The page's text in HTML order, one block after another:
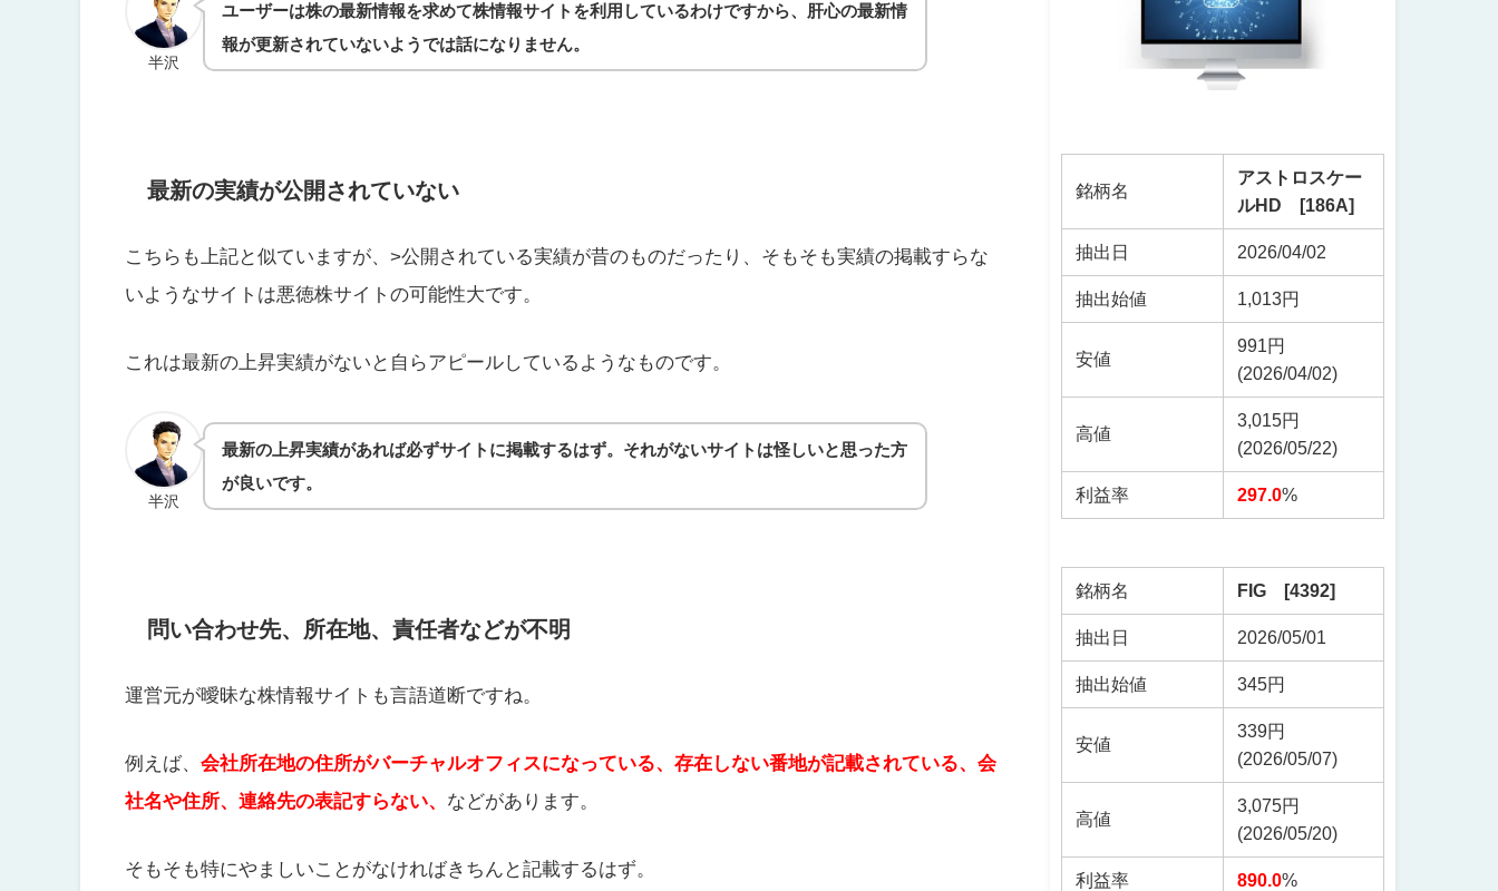
半沢
ユーザーは株の最新情報を求めて株情報サイトを利用しているわけですから、肝心の最新情
報が更新されていないようでは話になりません。
最新の実績が公開されていない
こちらも上記と似ていますが、 >公開されている実績が昔のものだったり、そもそも実績の掲載すらな
いようなサイトは悪徳株サイトの可能性大です。
これは最新の上昇実績がないと自らアピールしているようなものです。
半沢
最新の上昇実績があれば必ずサイトに掲載するはず。それがないサイトは怪しいと思った方
が良いです。
問い合わせ先、所在地、責任者などが不明
運営元が曖昧な株情報サイトも言語道断ですね。
例えば、 会社所在地の住所がバーチャルオフィスになっている、存在しない番地が記載されている、会
社名や住所、連絡先の表記すらない、 などがあります。
そもそも特にやましいことがなければきちんと記載するはず。
銘柄名
アストロスケー
ルHD [186A]
抽出日 2026/04/02
抽出始値 1,013円
安値
991円
(2026/04/02)
高値
3,015円
(2026/05/22)
利益率 297.0%
銘柄名 FIG [4392]
抽出日 2026/05/01
抽出始値 345円
安値
339円
(2026/05/07)
高値
3,075円
(2026/05/20)
利益率 890.0%